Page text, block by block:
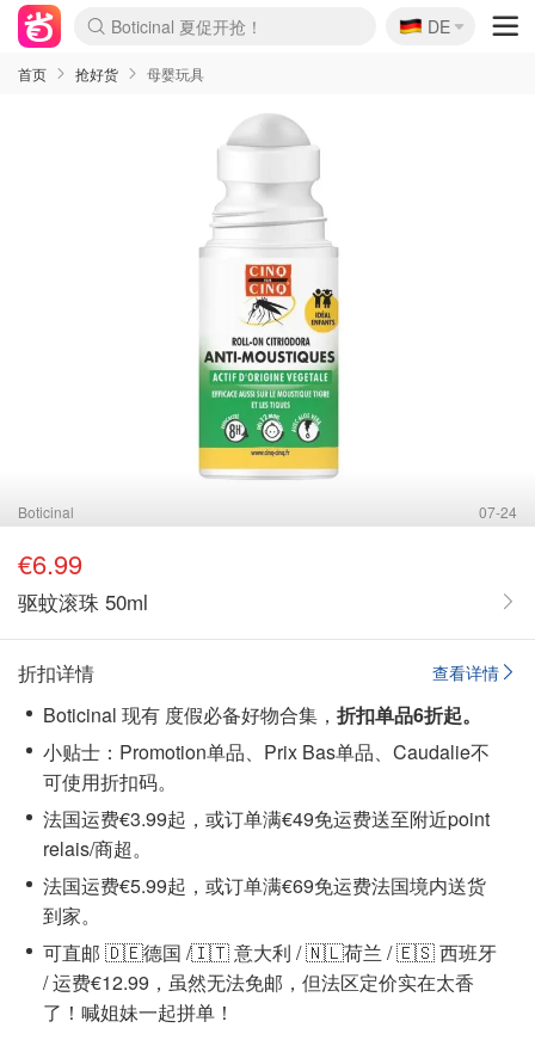
Boticinal 夏促开抢！
4折！lulu周四疯狂上新
还没结束！&OtherStories大促
Joybuy变相75折 随时失效
速领！Stanley独家85折
疑似霸哥！Camper额外叠85折
Zalando 奥莱闪促！每日更新
Moncler反季囤！5折起+叠9折
Coach Brooklyn仅€192
🇩🇪
DE
首页 抢好货 母婴玩具
Boticinal 07-24
€6.99
驱蚊滚珠 50ml
查看详情
折扣详情
Boticinal 现有 度假必备好物合集， 折扣单品6折起。
小贴士：Promotion单品、Prix Bas单品、Caudalie不
可使用折扣码。
法国运费€3.99起，或订单满€49免运费送至附近point
relais/商超。
法国运费€5.99起，或订单满€69免运费法国境内送货
到家。
可直邮 🇩🇪德国 /🇮🇹 意大利 / 🇳🇱荷兰 / 🇪🇸 西班牙
/ 运费€12.99，虽然无法免邮，但法区定价实在太香
了！喊姐妹一起拼单！